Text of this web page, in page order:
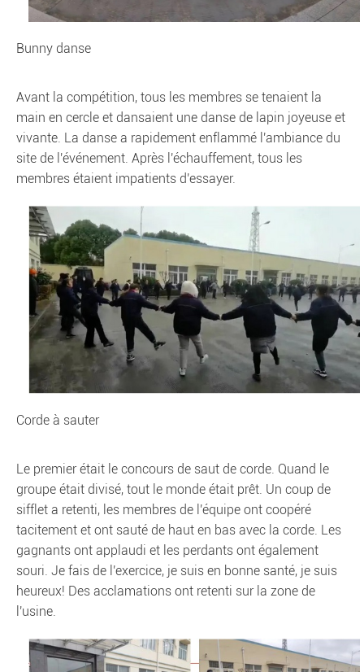
Bunny danse
Avant la compétition, tous les membres se tenaient la
main en cercle et dansaient une danse de lapin joyeuse et
vivante. La danse a rapidement enflammé l'ambiance du
site de l'événement. Après l'échauffement, tous les
membres étaient impatients d'essayer.
Corde à sauter
Le premier était le concours de saut de corde. Quand le
groupe était divisé, tout le monde était prêt. Un coup de
sifflet a retenti, les membres de l'équipe ont coopéré
tacitement et ont sauté de haut en bas avec la corde. Les
gagnants ont applaudi et les perdants ont également
souri. Je fais de l'exercice, je suis en bonne santé, je suis
heureux! Des acclamations ont retenti sur la zone de
l'usine.